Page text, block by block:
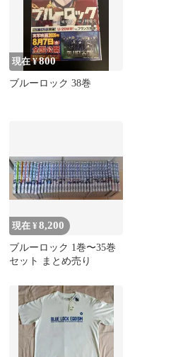
現在 ¥800
ブルーロック 38巻
現在 ¥8,200
ブルーロック 1巻〜35巻
セット まとめ売り